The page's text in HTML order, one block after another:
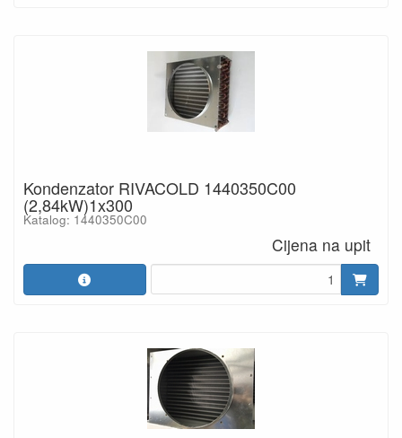
Kondenzator RIVACOLD 1440350C00
(2,84kW)1x300
Katalog: 1440350C00
Cijena na upit